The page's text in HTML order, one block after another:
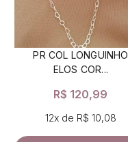
PR COL LONGUINHO
ELOS COR...
R$ 120,99
12x de R$ 10,08